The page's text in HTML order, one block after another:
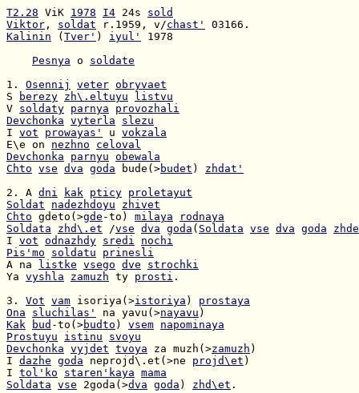
T2.28 ViK 1978 I4 24s sold
Viktor , soldat r.1959, v/chast'
Kalinin ( Tver' ) iyul'
1978
Pesnya o soldate
1. Osennij veter obryvaet
S
berezy zh\.eltuyu
listvu
V soldaty parnya
provozhali
Devchonka vyterla
slezu
I vot prowayas' u vokzala
E\e on nezhno
celoval
Devchonka
parnyu obewala
Chto vse dva goda bude(>budet ) zhdat'
2. A dni kak pticy proletayut
Soldat
nadezhdoyu
zhivet
Chto gdeto(>gde -to) milaya
rodnaya
Soldata
zhd\.et /vse dva goda ( Soldata vse dva goda
I vot odnazhdy sredi
nochi
Pis'mo
soldatu
prinesli
A na
listke vsego dve
strochki
Ya vyshla zamuzh ty prosti .
3. Vot vam isoriya(>istoriya ) prostaya
Ona
sluchilas' na yavu(>nayavu
Kak
bud -to(>budto ) vsem napominaya
Prostuyu
istinu
svoyu
Devchonka vyjdet tvoya za muzh(>zamuzh
I dazhe goda neprojd\.et(>ne projd\et
I tol'ko staren'kaya mama
Soldata vse 2goda(>dva goda ) zhd\et .